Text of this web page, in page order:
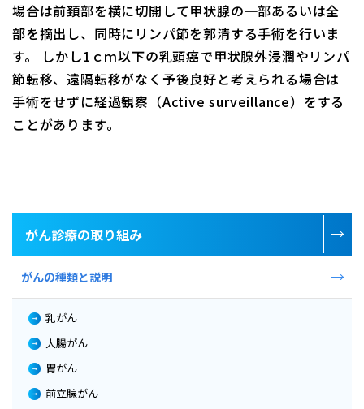
場合は前頚部を横に切開して甲状腺の一部あるいは全
部を摘出し、同時にリンパ節を郭清する手術を行いま
す。 しかし1ｃｍ以下の乳頭癌で甲状腺外浸潤やリンパ
節転移、遠隔転移がなく予後良好と考えられる場合は
手術をせずに経過観察（Active surveillance）をする
ことがあります。
がん診療の取り組み
がんの種類と説明
乳がん
大腸がん
胃がん
前立腺がん